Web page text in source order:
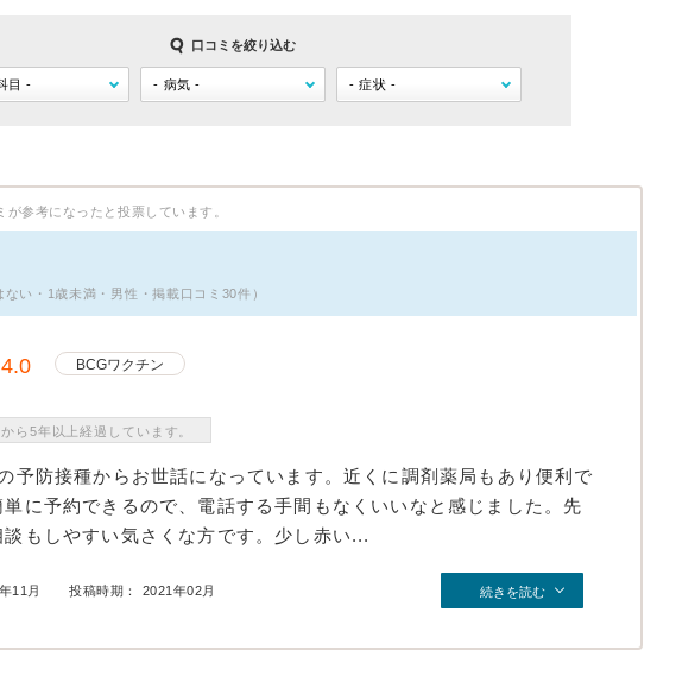
口コミを絞り込む
が参考になったと投票しています。
い・1歳未満・男性・掲載口コミ30件）
4.0 BCGワクチン
ら5年以上経過しています。
予防接種からお世話になっています。近くに調剤薬局もあり便利で
に予約できるので、電話する手間もなくいいなと感じました。先
もしやすい気さくな方です。少し赤い...
11月 投稿時期： 2021年02月 続きを読む